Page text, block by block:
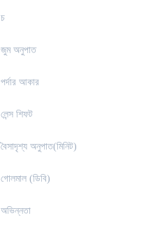
চ
জুম অনুপাত
পর্দার আকার
লেন্স শিফট
বৈসাদৃশ্য অনুপাত(মিনিট)
গোলমাল (ডিবি)
অভিন্নতা